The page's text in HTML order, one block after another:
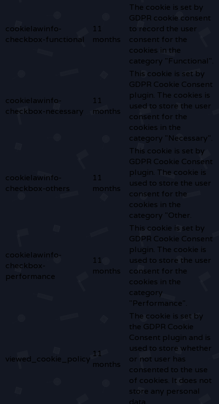
cookielawinfo-
checkbox-functional
11
months
The cookie is set by
GDPR cookie consent
to record the user
consent for the
cookies in the
category "Functional".
cookielawinfo-
checkbox-necessary
11
months
This cookie is set by
GDPR Cookie Consent
plugin. The cookies is
used to store the user
consent for the
cookies in the
category "Necessary".
cookielawinfo-
checkbox-others
11
months
This cookie is set by
GDPR Cookie Consent
plugin. The cookie is
used to store the user
consent for the
cookies in the
category "Other.
cookielawinfo-
checkbox-
performance
11
months
This cookie is set by
GDPR Cookie Consent
plugin. The cookie is
used to store the user
consent for the
cookies in the
category
"Performance".
viewed_cookie_policy
11
months
The cookie is set by
the GDPR Cookie
Consent plugin and is
used to store whether
or not user has
consented to the use
of cookies. It does not
store any personal
data.